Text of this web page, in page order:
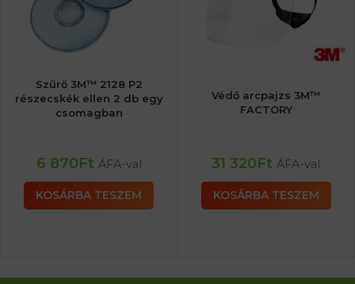
Szűrő 3M™ 2128 P2
részecskék ellen 2 db egy
csomagban
6 870Ft ÁFA-val
KOSÁRBA TESZEM
Védő arcpajzs 3M™
FACTORY
31 320Ft ÁFA-val
KOSÁRBA TESZEM